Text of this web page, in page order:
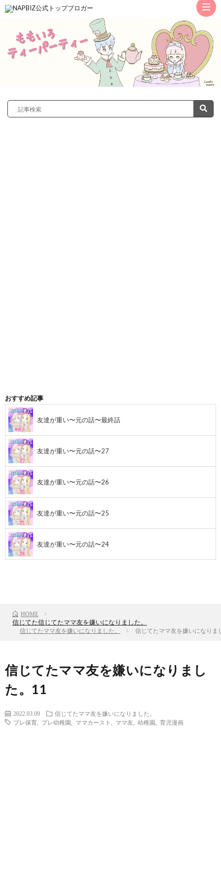
ト
ッ
プ
サ
レ
おすすめ記事
友達が重い〜元の話〜最終話
友達が重い〜元の話〜27
友達が重い〜元の話〜26
友達が重い〜元の話〜25
友達が重い〜元の話〜24
HOME
信じてた信じてたママ友を嫌いになりました。
信じてたママ友を嫌いになりました。 信じてたママ友を嫌いになりま
信じてたママ友を嫌いになりまし
た。11
2022.03.09
信じてたママ友を嫌いになりました。
プレ保育
プレ幼稚園 ママカースト ママ友 幼稚園 育児漫画